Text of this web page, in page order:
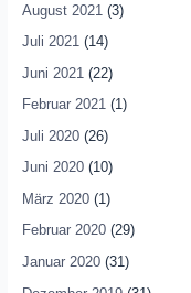
August 2021 (3)
Juli 2021(14)
Juni 2021 (22)
Februar 2021(1)
Juli 2020(26)
Juni 2020(10)
März 2020(1)
Februar 2020(29)
Januar 2020(31)